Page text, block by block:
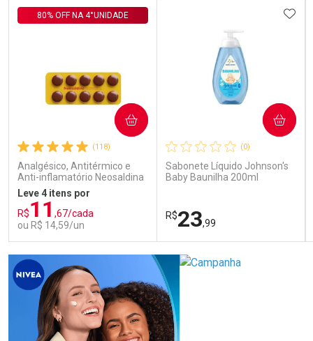
Comprar sem Desconto
Por R$ 106,99/cada
Comprar sem Desconto
Por R$ 106,99/cada
Comprar sem Desconto
Comprar sem Desconto
(118)
Analgésico, Antitérmico e
Anti-inflamatório Neosaldina
30mg + 300mg + 30mg 10
Drágeas
80% OFF NA 4°UNIDADE
Leve 4 itens por
R$11 ,67/cada
ou R$ 14,59/un
COMPRAR
FECHAR
Laboratório
FECHAR
Por Menos
(0)
Sabonete Líquido Johnson's
Baby Baunilha 200ml
R$23,99
COMPRAR
Laboratório
Por Menos